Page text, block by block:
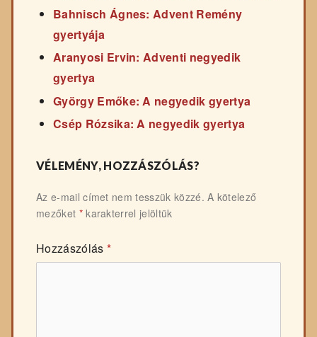
Bahnisch Ágnes: Advent Remény
gyertyája
Aranyosi Ervin: Adventi negyedik
gyertya
György Emőke: A negyedik gyertya
Csép Rózsika: A negyedik gyertya
VÉLEMÉNY, HOZZÁSZÓLÁS?
Az e-mail címet nem tesszük közzé. A kötelező
mezőket *karakterrel jelöltük
Hozzászólás *